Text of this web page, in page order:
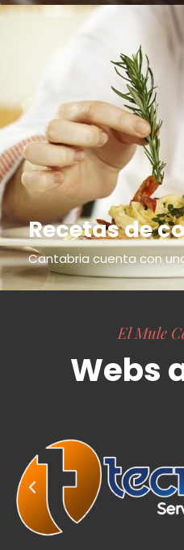
Recetas de
Cantabria cuenta con
El Mule
Webs